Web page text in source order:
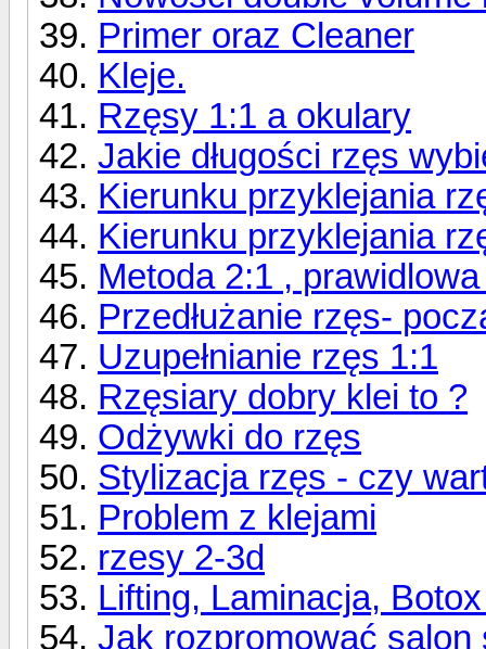
Primer oraz Cleaner
Kleje.
Rzęsy 1:1 a okulary
Jakie długości rzęs
Kierunku przyklejania
Kierunku przyklejania
Metoda 2:1 ,
Przedłużanie rzęs-
Uzupełnianie rzęs 1:1
Rzęsiary dobry klei to ?
Odżywki do rzęs
Stylizacja rzęs - czy
Problem z klejami
rzesy 2-3d
Lifting, Laminacja,
Jak rozpromować salon